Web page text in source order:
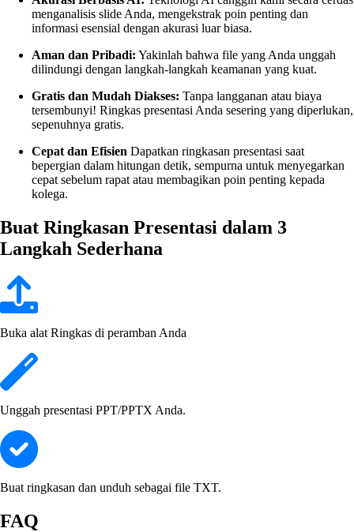
menganalisis slide Anda, mengekstrak poin penting dan
informasi esensial dengan akurasi luar biasa.
Aman dan Pribadi: Yakinlah bahwa file yang Anda unggah
dilindungi dengan langkah-langkah keamanan yang kuat.
Gratis dan Mudah Diakses: Tanpa langganan atau biaya
tersembunyi! Ringkas presentasi Anda sesering yang diperlukan,
sepenuhnya gratis.
Cepat dan Efisien Dapatkan ringkasan presentasi saat
bepergian dalam hitungan detik, sempurna untuk menyegarkan
cepat sebelum rapat atau membagikan poin penting kepada
kolega.
Buat Ringkasan Presentasi dalam 3
Langkah Sederhana
Buka alat Ringkas di peramban Anda
Unggah presentasi PPT/PPTX Anda.
Buat ringkasan dan unduh sebagai file TXT.
FAQ